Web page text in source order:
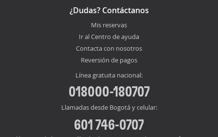
¿Dudas? Contáctanos
Mis reservas
Ir al Centro de ayuda
Contacta con nosotros
Reversión de pagos
Línea gratuita nacional:
018000-180707
Llamadas desde Bogotá y celular:
601 746-0707